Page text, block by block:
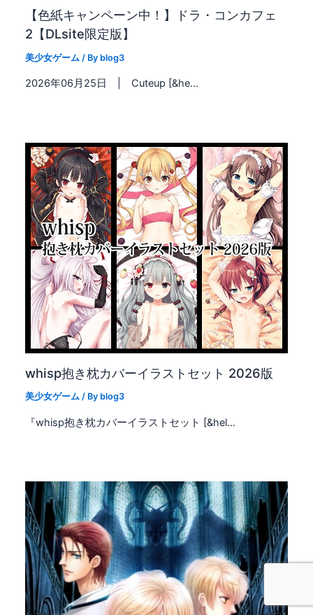
【色紙キャンペーン中！】ドラ・コンカフェ
2【DLsite限定版】
美少女ゲーム / By blog3
2026年06月25日 | Cuteup [&he…
whisp抱き枕カバーイラストセット 2026版
美少女ゲーム / By blog3
『whisp抱き枕カバーイラストセット [&hel…